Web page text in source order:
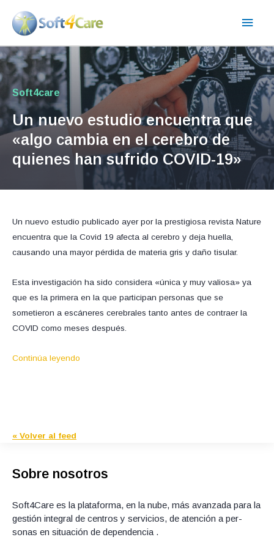
contenido
Soft4care
Un nuevo estudio encuentra que
«algo cambia en el cerebro de
quienes han sufrido COVID-19»
Un nuevo estudio publicado ayer por la prestigiosa revista Nature
encuentra que la Covid 19 afecta al cerebro y deja huella,
causando una mayor pérdida de materia gris y daño tisular.
Esta investigación ha sido considera «única y muy valiosa» ya
que es la primera en la que participan personas que se
sometieron a escáneres cerebrales tanto antes de contraer la
COVID como meses después.
Continúa leyendo
« Volver al feed
Sobre nosotros
Soft4Care es la plataforma, en la nube, más avanzada para la
gestión integral de centros y servicios, de atención a per­
sonas en situación de dependencia .